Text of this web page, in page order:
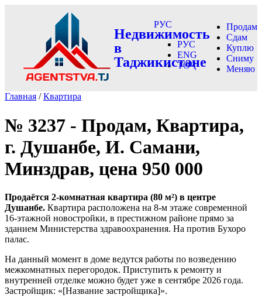
Недвижимость
в
Таджикистане
РУС
РУС
ENG
ТОҶ
Продам
Сдам
Куплю
Сниму
Меняю
Главная /Квартира
№ 3237 - Продам, Квартира,
г. Душанбе, И. Самани,
Минздрав, цена 950 000
Продаётся 2-комнатная квартира (80 м²) в центре
Душанбе. Квартира расположена на 8-м этаже современной
16-этажной новостройки, в престижном районе прямо за
зданием Министерства здравоохранения. На против Бухоро
палас.
На данный момент в доме ведутся работы по возведению
межкомнатных перегородок. Приступить к ремонту и
внутренней отделке можно будет уже в сентябре 2026 года.
Застройщик: «[Название застройщика]».